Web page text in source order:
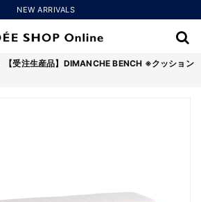
NEW ARRIVALS
【受注生産品】DIMANCHE BENCH ※クッション